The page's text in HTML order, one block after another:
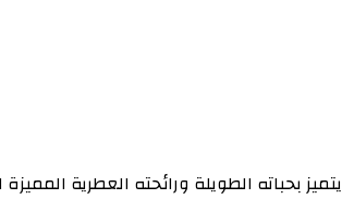
المثالي للأرز الفاخر. يتميز بحباته الطويلة